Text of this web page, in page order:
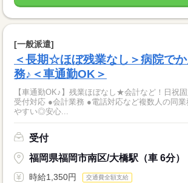
[一般派遣]
＜長期☆ほぼ残業なし＞病院で
務♪＜車通勤OK＞
【車通勤OK♪】残業ほぼなし★会計など！日祝
受付対応 ●会計業務 ●電話対応など複数人の同
やすい◎安心...
受付
福岡県福岡市南区/大橋駅（車 6分）
時給1,350円 交通費全額支給